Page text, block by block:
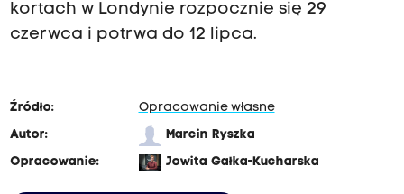
kortach w Londynie rozpocznie się 29
czerwca i potrwa do 12 lipca.
Źródło:
Opracowanie własne
Autor:
Marcin Ryszka
Opracowanie:
Jowita Gałka-Kucharska